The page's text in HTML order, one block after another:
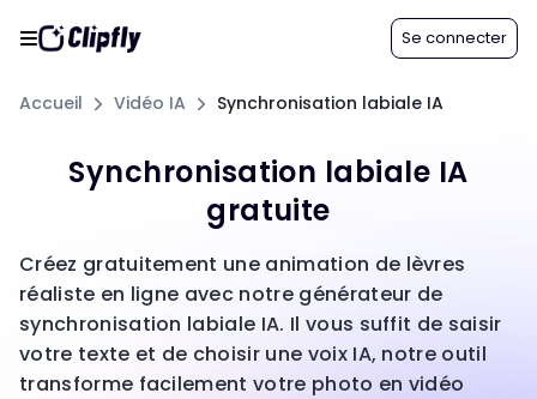
Se connecter
Accueil Vidéo IA Synchronisation labiale IA
Synchronisation labiale IA
gratuite
Créez gratuitement une animation de lèvres
réaliste en ligne avec notre générateur de
synchronisation labiale IA. Il vous suffit de saisir
votre texte et de choisir une voix IA, notre outil
transforme facilement votre photo en vidéo